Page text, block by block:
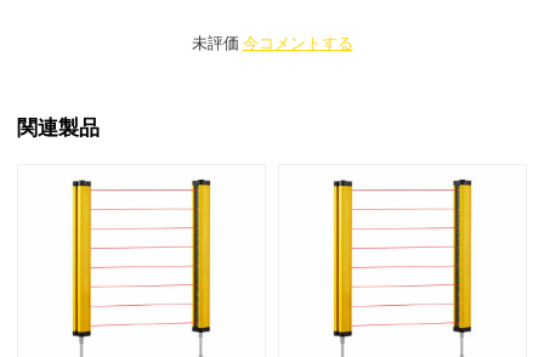
未評価 今コメントする
関連製品